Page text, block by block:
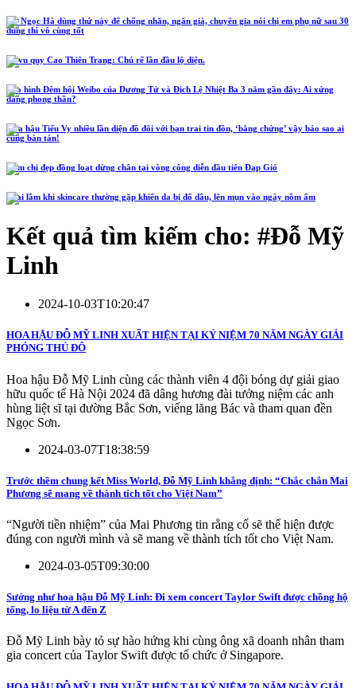
Hồ Ngọc Hà dùng thứ này để chống nhăn, ngăn già, chuyên gia nói chị em phụ nữ sau 30
dùng thì vô cùng tốt
Lễ vu quy Cao Thiên Trang: Chú rể lần đầu lộ diện.
Tạo hình Đêm hội Weibo của Dương Tử và Địch Lệ Nhiệt Ba 3 năm gần đây: Ai xứng
đáng phong thần?
Hoa hậu Tiểu Vy nhiều lần diện đồ đôi với bạn trai tin đồn, ‘bằng chứng’ vậy bảo sao ai
cũng bàn tán!
Năm chị đẹp đồng loạt dừng chân tại vòng công diễn đầu tiên Đạp Gió
4 sai lầm khi skincare thường gặp khiến da bị đổ dầu, lên mụn vào ngày nồm ẩm
Kết quả tìm kiếm cho: #Đỗ Mỹ
Linh
2024-10-03T10:20:47
HOA HẬU ĐỖ MỸ LINH XUẤT HIỆN TẠI KỶ NIỆM 70 NĂM NGÀY GIẢI
PHÓNG THỦ ĐÔ
Hoa hậu Đỗ Mỹ Linh cùng các thành viên 4 đội bóng dự giải giao
hữu quốc tế Hà Nội 2024 đã dâng hương đài tưởng niệm các anh
hùng liệt sĩ tại đường Bắc Sơn, viếng lăng Bác và tham quan đền
Ngọc Sơn.
2024-03-07T18:38:59
Trước thềm chung kết Miss World, Đỗ Mỹ Linh khẳng định: “Chắc chắn Mai
Phương sẽ mang về thành tích tốt cho Việt Nam”
“Người tiền nhiệm” của Mai Phương tin rằng cố sẽ thể hiện được
đúng con người mình và sẽ mang về thành tích tốt cho Việt Nam.
2024-03-05T09:30:00
Sướng như hoa hậu Đỗ Mỹ Linh: Đi xem concert Taylor Swift được chồng hộ
tống, lo liệu từ A đến Z
Đỗ Mỹ Linh bày tỏ sự hào hứng khi cùng ông xã doanh nhân tham
gia concert của Taylor Swift được tổ chức ở Singapore.